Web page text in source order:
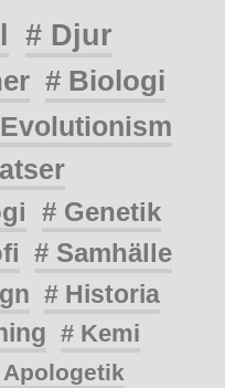
# Djur
# Biologi
# Genetik
# Samhälle
# Historia
# Kemi